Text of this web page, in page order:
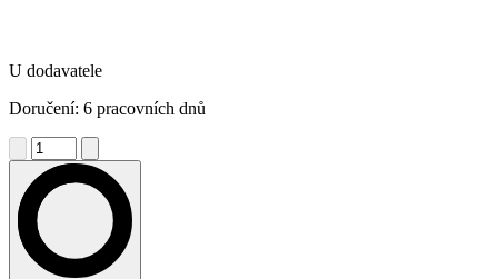
U dodavatele
Doručení: 6 pracovních dnů